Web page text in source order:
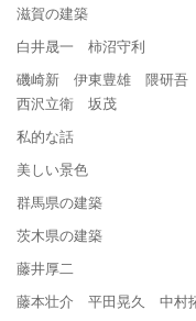
滋賀の建築
白井晟一 柿沼守利
磯崎新 伊東豊雄 隈研
西沢立衛 坂茂
私的な話
美しい景色
群馬県の建築
茨木県の建築
藤井厚二
藤本壮介 平田晃久 中村